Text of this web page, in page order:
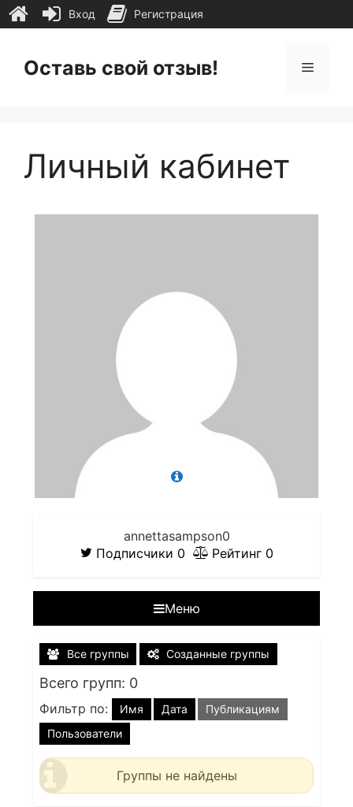
содержимому
Оставь свой отзыв! Меню
Личный кабинет
annettasampson0
Подписчики 0 Рейтинг 0
Меню
Все группы Созданные группы
Всего групп: 0
Фильтр по: Имя Дата
Публикациям
Пользователи
Группы не найдены
Вход Регистрация